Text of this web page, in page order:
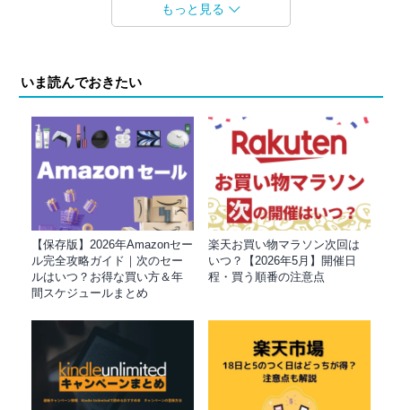
もっと見る
いま読んでおきたい
【保存版】2026年Amazonセー
ル完全攻略ガイド｜次のセー
ルはいつ？お得な買い方＆年
間スケジュールまとめ
楽天お買い物マラソン次回は
いつ？【2026年5月】開催日
程・買う順番の注意点